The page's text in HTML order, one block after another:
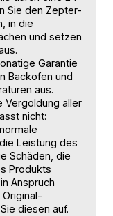
Sie den Zepter-
in die
und setzen
Garantie
Backofen und
aus.
Vergoldung aller
nicht:
Leistung des
Schäden, die
Produkts
Anspruch
diesen auf.